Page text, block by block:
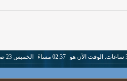
02:37 مساءً الخميس 23 صفر 1448 / 6 أغسطس 2026.